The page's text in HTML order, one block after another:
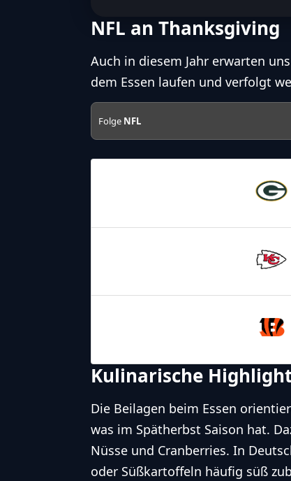
NFL an Thanksgiving
Auch in diesem Jahr erwarten
dem Essen laufen und verfolgt
Folge NFL
Kulinarische
Die Beilagen beim Essen
was im Spätherbst Saison hat.
Nüsse und Cranberries. In
oder Süßkartoffeln häufig süß